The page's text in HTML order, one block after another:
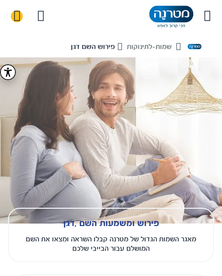
Home שמות-לתינוקות פירוש השם דגן
פירוש ומשמעות השם ,דגן
מאגר השמות הגדול של מטרנה קבלו השראה ומצאו את השם
המושלם עבור הבייבי שלכם